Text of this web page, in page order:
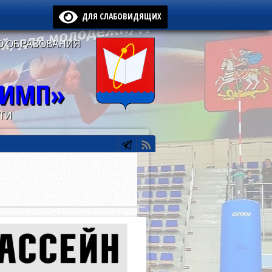
ДЛЯ СЛАБОВИДЯЩИХ
ОБРАЗОВАНИЯ